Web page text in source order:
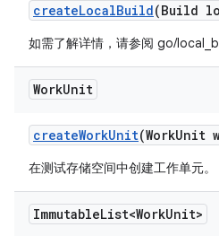
createLocalBuild(Build
如需了解详情，请参阅 go/
WorkUnit
createWorkUnit(WorkUnit
在测试存储空间中创建工作单元。
ImmutableList<WorkUnit>